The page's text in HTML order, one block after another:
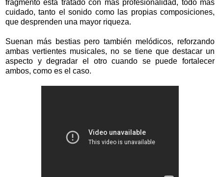
fragmento está tratado con más profesionalidad, todo más
cuidado, tanto el sonido como las propias composiciones,
que desprenden una mayor riqueza.
Suenan más bestias pero también melódicos, reforzando
ambas vertientes musicales, no se tiene que destacar un
aspecto y degradar el otro cuando se puede fortalecer
ambos, como es el caso.